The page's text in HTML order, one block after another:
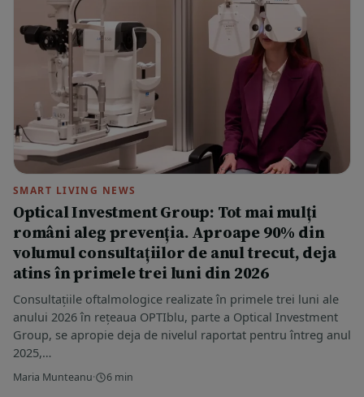
SMART LIVING NEWS
Optical Investment Group: Tot mai mulți
români aleg prevenția. Aproape 90% din
volumul consultațiilor de anul trecut, deja
atins în primele trei luni din 2026
Consultațiile oftalmologice realizate în primele trei luni ale
anului 2026 în rețeaua OPTIblu, parte a Optical Investment
Group, se apropie deja de nivelul raportat pentru întreg anul
2025,…
Maria Munteanu· 6 min